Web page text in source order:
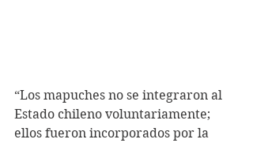
“Los mapuches no se integraron al
Estado chileno voluntariamente;
ellos fueron incorporados por la